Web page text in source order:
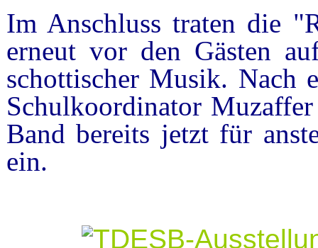
Im Anschluss traten die
erneut vor den Gästen
schottischer Musik. Nach
Schulkoordinator
Band bereits jetzt für
ein.